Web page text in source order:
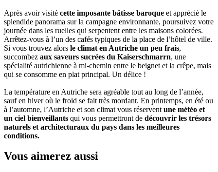
Après avoir visité cette imposante bâtisse baroque et apprécié le
splendide panorama sur la campagne environnante, poursuivez votre
journée dans les ruelles qui serpentent entre les maisons colorées.
Arrêtez-vous à l’un des cafés typiques de la place de l’hôtel de ville.
Si vous trouvez alors le climat en Autriche un peu frais,
succombez aux saveurs sucrées du Kaiserschmarrn, une
spécialité autrichienne à mi-chemin entre le beignet et la crêpe, mais
qui se consomme en plat principal. Un délice !
La température en Autriche sera agréable tout au long de l’année,
sauf en hiver où le froid se fait très mordant. En printemps, en été ou
à l’automne, l’Autriche et son climat vous réservent une météo et
un ciel bienveillants qui vous permettront de découvrir les trésors
naturels et architecturaux du pays dans les meilleures
conditions.
Vous aimerez aussi